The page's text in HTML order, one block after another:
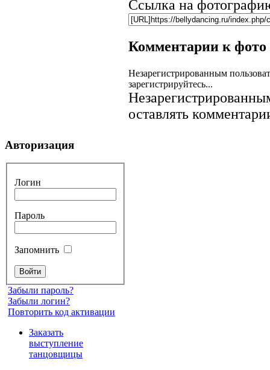
Ссылка на
Комментарии к фото
Незарегистрированным
зарегистрируйтесь...
оставлять
Авторизация
Логин
Пароль
Запомнить
Забыли пароль?
Забыли логин?
Повторить код активации
Заказать
выступление
танцовщицы